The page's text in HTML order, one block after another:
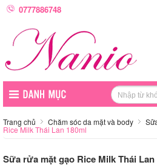
0777886748
Trang chủ Chăm sóc da mặt và body
Rice Milk Thái Lan 180ml
Sữa rửa mặt gạo Rice Milk Thái Lan